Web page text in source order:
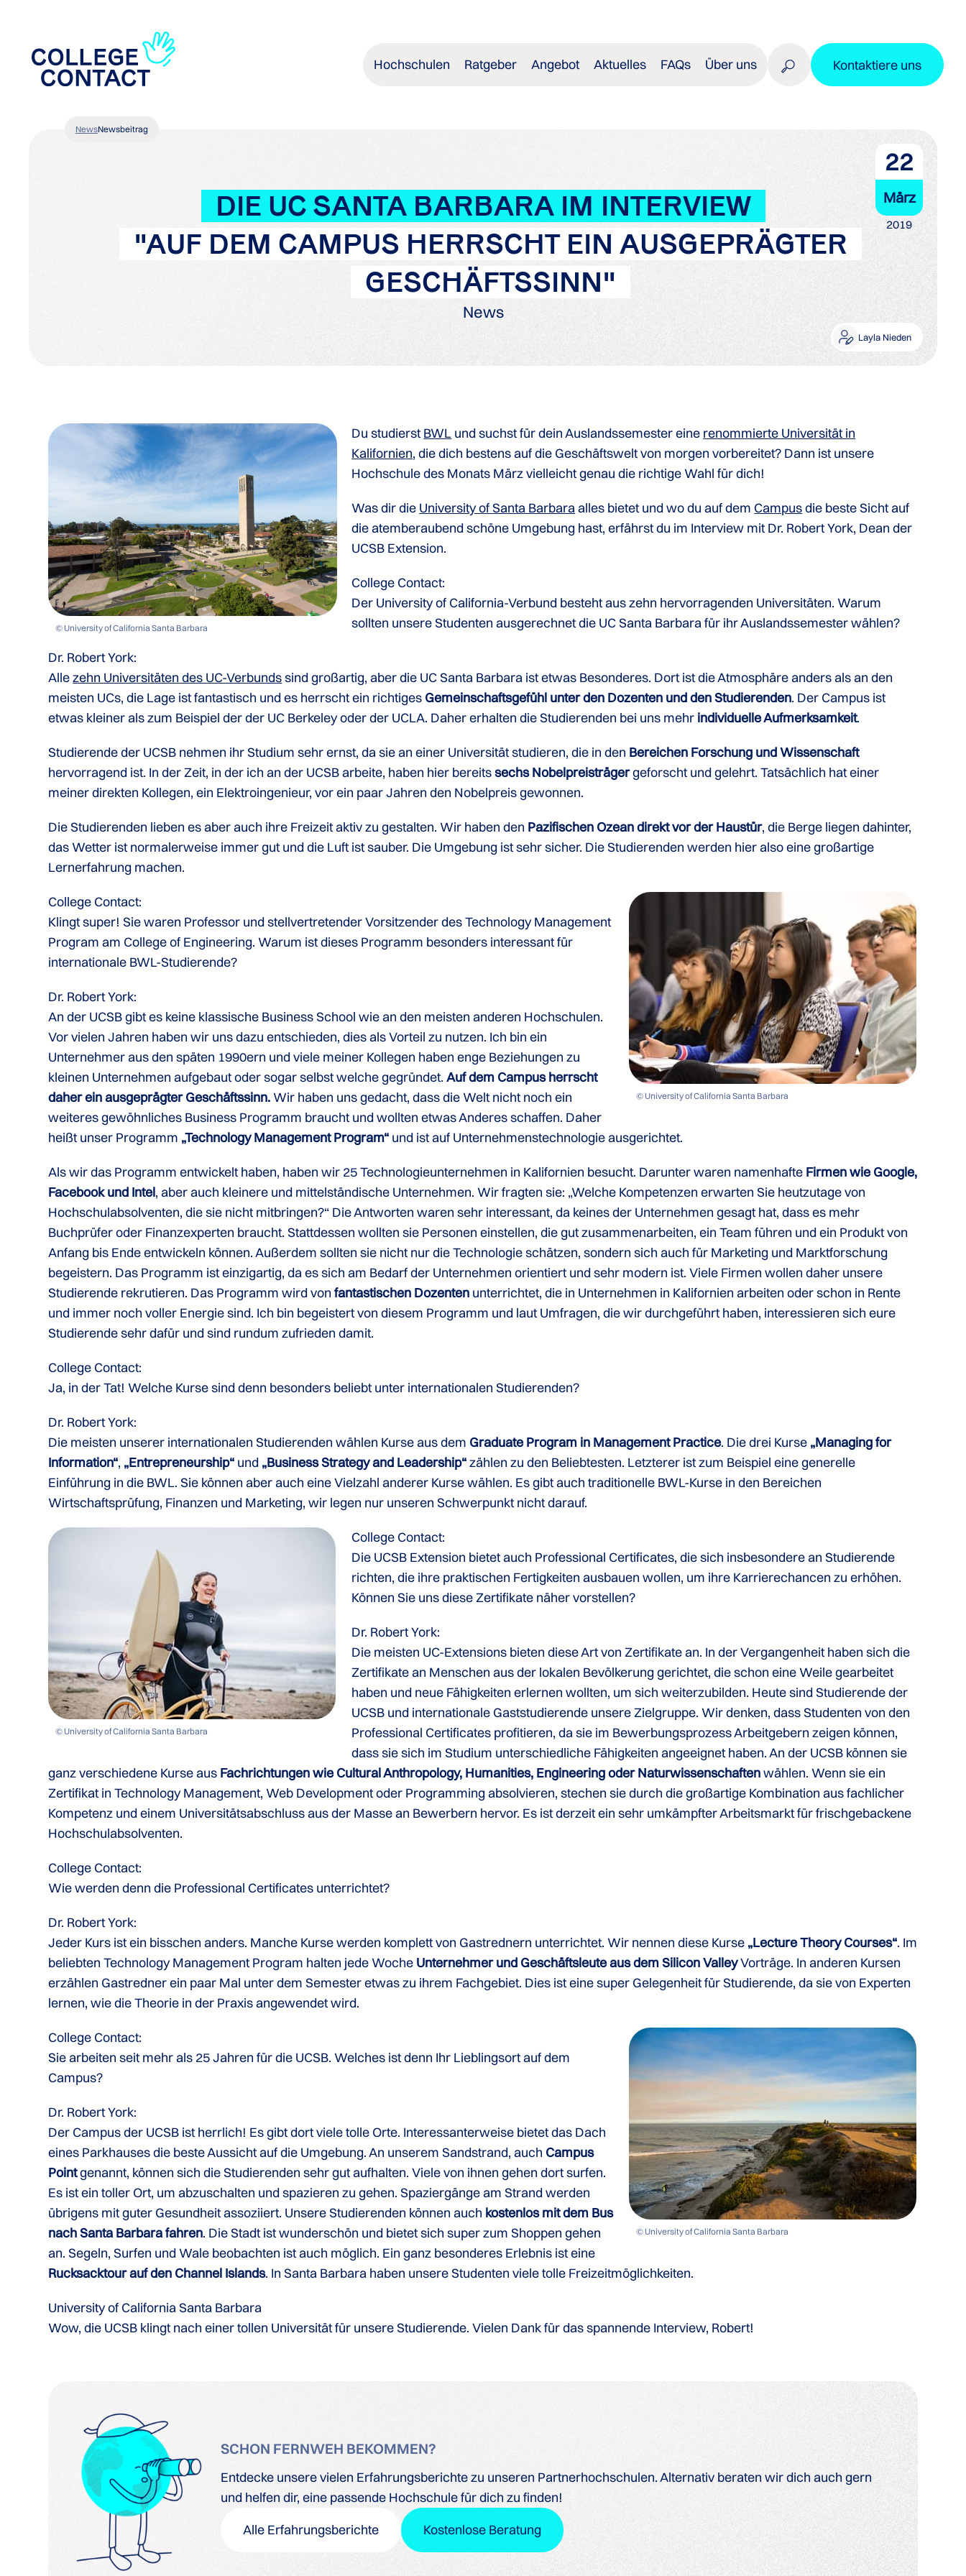
Hochschulen Ratgeber Angebot Aktuelles FAQs Über uns Kontaktiere uns
NewsNewsbeitrag
DIE UC SANTA BARBARA IM INTERVIEW
"AUF DEM CAMPUS HERRSCHT EIN AUSGEPRÄGTER
GESCHÄFTSSINN"
News
22
März
2019
Layla Nieden
© University of California Santa Barbara
Du studierstBWL und suchst für dein Auslandssemester eine renommierte Universität in
Kalifornien, die dich bestens auf die Geschäftswelt von morgen vorbereitet? Dann ist unsere
Hochschule des Monats März vielleicht genau die richtige Wahl für dich!
Was dir die University of Santa Barbaraalles bietet und wo du auf dem Campusdie beste Sicht auf
die atemberaubend schöne Umgebung hast, erfährst du im Interview mit Dr. Robert York, Dean der
UCSB Extension.
College Contact:
Der University of California-Verbund besteht aus zehn hervorragenden Universitäten. Warum
sollten unsere Studenten ausgerechnet die UC Santa Barbara für ihr Auslandssemester wählen?
Dr. Robert York:
Allezehn Universitäten des UC-Verbundssind großartig, aber die UC Santa Barbara ist etwas Besonderes. Dort ist die Atmosphäre anders als an den
meisten UCs, die Lage ist fantastisch und es herrscht ein richtiges Gemeinschaftsgefühl unter den Dozenten und den Studierenden. Der Campus ist
etwas kleiner als zum Beispiel der der UC Berkeley oder der UCLA. Daher erhalten die Studierenden bei uns mehr individuelle Aufmerksamkeit.
Studierende der UCSB nehmen ihr Studium sehr ernst, da sie an einer Universität studieren, die in den Bereichen Forschung und Wissenschaft
hervorragend ist. In der Zeit, in der ich an der UCSB arbeite, haben hier bereitssechs Nobelpreisträgergeforscht und gelehrt. Tatsächlich hat einer
meiner direkten Kollegen, ein Elektroingenieur, vor ein paar Jahren den Nobelpreis gewonnen.
Die Studierenden lieben es aber auch ihre Freizeit aktiv zu gestalten. Wir haben den Pazifischen Ozean direkt vor der Haustür, die Berge liegen dahinter,
das Wetter ist normalerweise immer gut und die Luft ist sauber. Die Umgebung ist sehr sicher. Die Studierenden werden hier also eine großartige
Lernerfahrung machen.
© University of California Santa Barbara
College Contact:
Klingt super! Sie waren Professor und stellvertretender Vorsitzender des Technology Management
Program am College of Engineering. Warum ist dieses Programm besonders interessant für
internationale BWL-Studierende?
Dr. Robert York:
An der UCSB gibt es keine klassische Business School wie an den meisten anderen Hochschulen.
Vor vielen Jahren haben wir uns dazu entschieden, dies als Vorteil zu nutzen. Ich bin ein
Unternehmer aus den späten 1990ern und viele meiner Kollegen haben enge Beziehungen zu
kleinen Unternehmen aufgebaut oder sogar selbst welche gegründet.Auf dem Campus herrscht
daher ein ausgeprägter Geschäftssinn.Wir haben uns gedacht, dass die Welt nicht noch ein
weiteres gewöhnliches Business Programm braucht und wollten etwas Anderes schaffen. Daher
heißt unser Programm „Technology Management Program“ und ist auf Unternehmenstechnologie ausgerichtet.
Als wir das Programm entwickelt haben, haben wir 25 Technologieunternehmen in Kalifornien besucht. Darunter waren namenhafte Firmen wie Google,
Facebook und Intel, aber auch kleinere und mittelständische Unternehmen. Wir fragten sie: „Welche Kompetenzen erwarten Sie heutzutage von
Hochschulabsolventen, die sie nicht mitbringen?“ Die Antworten waren sehr interessant, da keines der Unternehmen gesagt hat, dass es mehr
Buchprüfer oder Finanzexperten braucht. Stattdessen wollten sie Personen einstellen, die gut zusammenarbeiten, ein Team führen und ein Produkt von
Anfang bis Ende entwickeln können. Außerdem sollten sie nicht nur die Technologie schätzen, sondern sich auch für Marketing und Marktforschung
begeistern. Das Programm ist einzigartig, da es sich am Bedarf der Unternehmen orientiert und sehr modern ist. Viele Firmen wollen daher unsere
Studierende rekrutieren. Das Programm wird vonfantastischen Dozenten unterrichtet, die in Unternehmen in Kalifornien arbeiten oder schon in Rente
und immer noch voller Energie sind. Ich bin begeistert von diesem Programm und laut Umfragen, die wir durchgeführt haben, interessieren sich eure
Studierende sehr dafür und sind rundum zufrieden damit.
College Contact:
Ja, in der Tat! Welche Kurse sind denn besonders beliebt unter internationalen Studierenden?
Dr. Robert York:
Die meisten unserer internationalen Studierenden wählen Kurse aus dem Graduate Program in Management Practice. Die drei Kurse „Managing for
Information“, „Entrepreneurship“ und „Business Strategy and Leadership“zählen zu den Beliebtesten. Letzterer ist zum Beispiel eine generelle
Einführung in die BWL. Sie können aber auch eine Vielzahl anderer Kurse wählen. Es gibt auch traditionelle BWL-Kurse in den Bereichen
Wirtschaftsprüfung, Finanzen und Marketing, wir legen nur unseren Schwerpunkt nicht darauf.
© University of California Santa Barbara
College Contact:
Die UCSB Extension bietet auch Professional Certificates, die sich insbesondere an Studierende
richten, die ihre praktischen Fertigkeiten ausbauen wollen, um ihre Karrierechancen zu erhöhen.
Können Sie uns diese Zertifikate näher vorstellen?
Dr. Robert York:
Die meisten UC-Extensions bieten diese Art von Zertifikate an. In der Vergangenheit haben sich die
Zertifikate an Menschen aus der lokalen Bevölkerung gerichtet, die schon eine Weile gearbeitet
haben und neue Fähigkeiten erlernen wollten, um sich weiterzubilden. Heute sind Studierende der
UCSB und internationale Gaststudierende unsere Zielgruppe. Wir denken, dass Studenten von den
Professional Certificates profitieren, da sie im Bewerbungsprozess Arbeitgebern zeigen können,
dass sie sich im Studium unterschiedliche Fähigkeiten angeeignet haben. An der UCSB können sie
ganz verschiedene Kurse aus Fachrichtungen wie Cultural Anthropology, Humanities, Engineering oder Naturwissenschaftenwählen. Wenn sie ein
Zertifikat in Technology Management, Web Development oder Programming absolvieren, stechen sie durch die großartige Kombination aus fachlicher
Kompetenz und einem Universitätsabschluss aus der Masse an Bewerbern hervor. Es ist derzeit ein sehr umkämpfter Arbeitsmarkt für frischgebackene
Hochschulabsolventen.
College Contact:
Wie werden denn die Professional Certificates unterrichtet?
Dr. Robert York:
Jeder Kurs ist ein bisschen anders. Manche Kurse werden komplett von Gastrednern unterrichtet. Wir nennen diese Kurse „Lecture Theory Courses“. Im
beliebten Technology Management Program halten jede Woche Unternehmer und Geschäftsleute aus dem Silicon ValleyVorträge. In anderen Kursen
erzählen Gastredner ein paar Mal unter dem Semester etwas zu ihrem Fachgebiet. Dies ist eine super Gelegenheit für Studierende, da sie von Experten
lernen, wie die Theorie in der Praxis angewendet wird.
© University of California Santa Barbara
College Contact:
Sie arbeiten seit mehr als 25 Jahren für die UCSB. Welches ist denn Ihr Lieblingsort auf dem
Campus?
Dr. Robert York:
Der Campus der UCSB ist herrlich! Es gibt dort viele tolle Orte. Interessanterweise bietet das Dach
eines Parkhauses die beste Aussicht auf die Umgebung. An unserem Sandstrand, auch Campus
Pointgenannt, können sich die Studierenden sehr gut aufhalten. Viele von ihnen gehen dort surfen.
Es ist ein toller Ort, um abzuschalten und spazieren zu gehen. Spaziergänge am Strand werden
übrigens mit guter Gesundheit assoziiert. Unsere Studierenden können auch kostenlos mit dem Bus
nach Santa Barbara fahren. Die Stadt ist wunderschön und bietet sich super zum Shoppen gehen
an. Segeln, Surfen und Wale beobachten ist auch möglich. Ein ganz besonderes Erlebnis ist eine
Rucksacktour auf den Channel Islands. In Santa Barbara haben unsere Studenten viele tolle Freizeitmöglichkeiten.
University of California Santa Barbara
Wow, die UCSB klingt nach einer tollen Universität für unsere Studierende. Vielen Dank für das spannende Interview, Robert!
SCHON FERNWEH BEKOMMEN?
Entdecke unsere vielen Erfahrungsberichte zu unseren Partnerhochschulen. Alternativ beraten wir dich auch gern
und helfen dir, eine passende Hochschule für dich zu finden!
Alle Erfahrungsberichte
Kostenlose Beratung